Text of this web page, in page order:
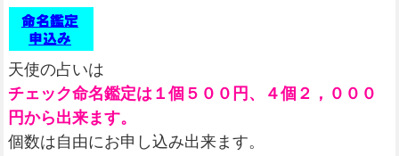
天使の占いは
チェック命名鑑定は１個５００円、４個２，０００
円から出来ます。
個数は自由にお申し込み出来ます。